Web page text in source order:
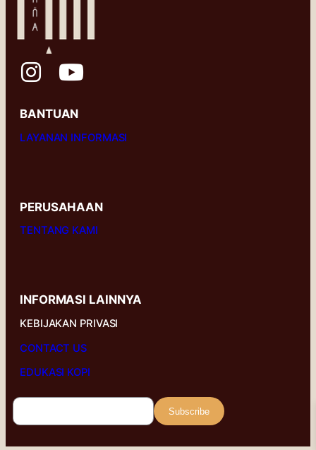
chosen
the
product
page
BANTUAN
LAYANAN INFORMASI
PERUSAHAAN
TENTANG KAMI
INFORMASI LAINNYA
KEBIJAKAN PRIVASI
CONTACT US
EDUKASI KOPI
Subscribe